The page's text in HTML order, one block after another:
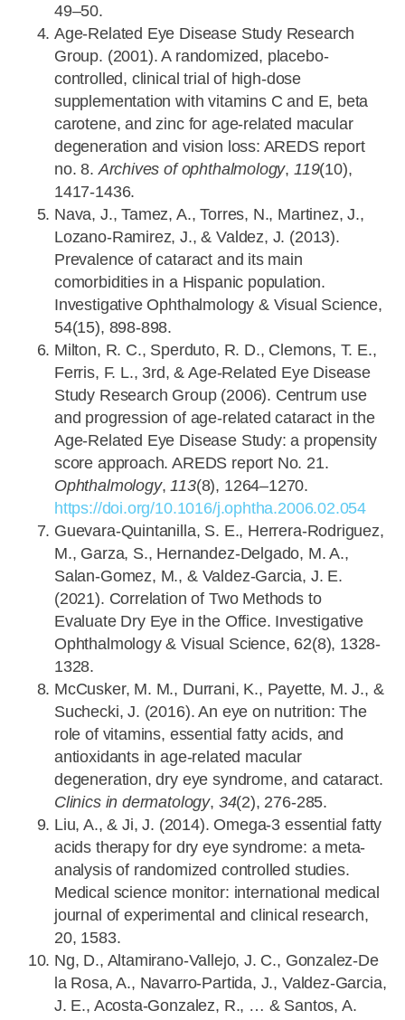
49–50.
Age-Related Eye Disease Study Research
Group. (2001). A randomized, placebo-
controlled, clinical trial of high-dose
supplementation with vitamins C and E, beta
carotene, and zinc for age-related macular
degeneration and vision loss: AREDS report
no. 8. Archives of ophthalmology, 119(10),
1417-1436.
Nava, J., Tamez, A., Torres, N., Martinez, J.,
Lozano-Ramirez, J., & Valdez, J. (2013).
Prevalence of cataract and its main
comorbidities in a Hispanic population.
Investigative Ophthalmology & Visual Science,
54(15), 898-898.
Milton, R. C., Sperduto, R. D., Clemons, T. E.,
Ferris, F. L., 3rd, & Age-Related Eye Disease
Study Research Group (2006). Centrum use
and progression of age-related cataract in the
Age-Related Eye Disease Study: a propensity
score approach. AREDS report No. 21.
Ophthalmology, 113(8), 1264–1270.
https://doi.org/10.1016/j.ophtha.2006.02.054
Guevara-Quintanilla, S. E., Herrera-Rodriguez,
M., Garza, S., Hernandez-Delgado, M. A.,
Salan-Gomez, M., & Valdez-Garcia, J. E.
(2021). Correlation of Two Methods to
Evaluate Dry Eye in the Office. Investigative
Ophthalmology & Visual Science, 62(8), 1328-
1328.
McCusker, M. M., Durrani, K., Payette, M. J., &
Suchecki, J. (2016). An eye on nutrition: The
role of vitamins, essential fatty acids, and
antioxidants in age-related macular
degeneration, dry eye syndrome, and cataract.
Clinics in dermatology, 34(2), 276-285.
Liu, A., & Ji, J. (2014). Omega-3 essential fatty
acids therapy for dry eye syndrome: a meta-
analysis of randomized controlled studies.
Medical science monitor: international medical
journal of experimental and clinical research,
20, 1583.
Ng, D., Altamirano-Vallejo, J. C., Gonzalez-De
la Rosa, A., Navarro-Partida, J., Valdez-Garcia,
J. E., Acosta-Gonzalez, R., … & Santos, A.